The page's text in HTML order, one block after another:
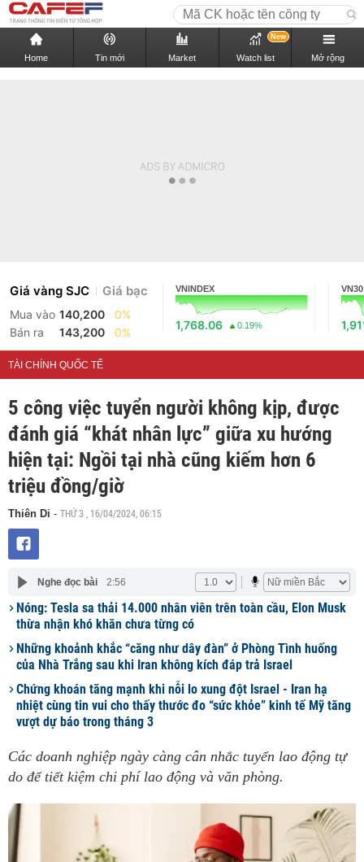
Home Tin mới Market Watch list
New
Mở rộng
Giá vàng SJC Giá bạc
Mua vào 140,200
0%
Bán ra
143,200 0%
VNINDEX
1,768.06 0.19%
VN30
TÀI CHÍNH QUỐC TẾ
5 công việc tuyển người không kịp, được
đánh giá “khát nhân lực” giữa xu hướng
hiện tại: Ngồi tại nhà cũng kiếm hơn 6
triệu đồng/giờ
Thiên Di - THỨ 3 , 16/04/2024, 06:15
Nghe đọc bài 2:56
Nóng: Tesla sa thải 14.000 nhân viên trên toàn cầu, Elon Musk
thừa nhận khó khăn chưa từng có
Những khoảnh khắc “căng như dây đàn” ở Phòng Tình huống
của Nhà Trắng sau khi Iran không kích đáp trả Israel
Chứng khoán tăng mạnh khi nỗi lo xung đột Israel - Iran hạ
nhiệt cùng tin vui cho thấy thước đo “sức khỏe” kinh tế Mỹ tăng
vượt dự báo trong tháng 3
Các doanh nghiệp ngày càng cân nhắc tuyển lao động tự
do để tiết kiệm chi phí lao động và văn phòng.